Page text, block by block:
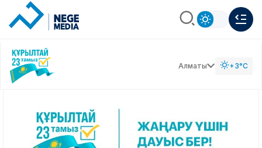
Алматы +3°C